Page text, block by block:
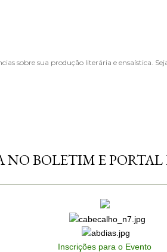
sobre sua produção literária e ensaística.
BOLETIM E
Inscrições para o Evento